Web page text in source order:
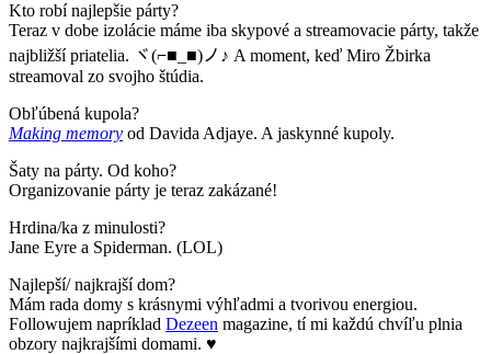
Kto robí najlepšie párty?
Teraz v dobe izolácie máme iba skypové a streamovacie párty, takže
najbližší priatelia. ヾ(⌐■_■)ノ♪ A moment, keď Miro Žbirka
streamoval zo svojho štúdia.
Obľúbená kupola?
Making memory od Davida Adjaye. A jaskynné kupoly.
Šaty na párty. Od koho?
Organizovanie párty je teraz zakázané!
Hrdina/ka z minulosti?
Jane Eyre a Spiderman. (LOL)
Najlepší/ najkrajší dom?
Mám rada domy s krásnymi výhľadmi a tvorivou energiou.
Followujem napríklad Dezeen magazine, tí mi každú chvíľu plnia
obzory najkrajšími domami. ♥